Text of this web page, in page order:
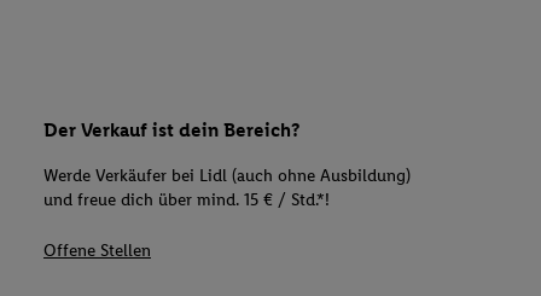
Der Verkauf ist dein Bereich?
Werde Verkäufer bei Lidl (auch ohne Ausbildung)
und freue dich über mind. 15 € / Std.*!
Offene Stellen